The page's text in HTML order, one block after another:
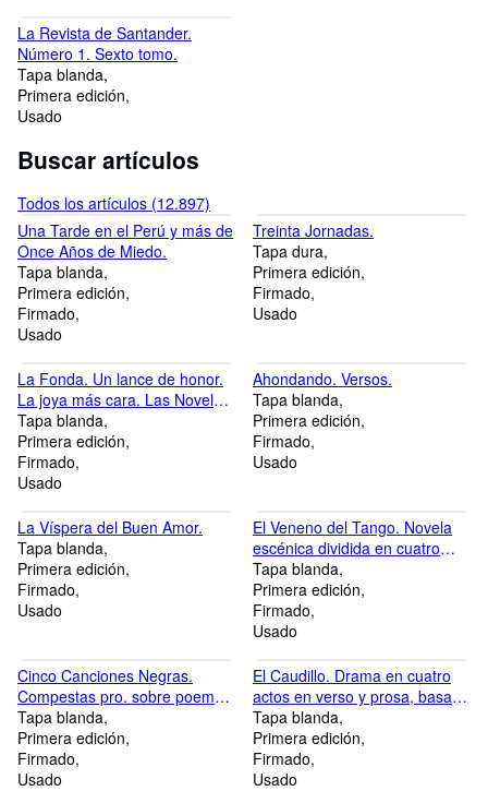
La Revista de Santander.
Número 1. Sexto tomo.
Tapa blanda
Primera edición
Usado
Buscar artículos
Todos los artículos (12.897)
Una Tarde en el Perú y más de
Once Años de Miedo.
Tapa blanda
Primera edición
Firmado
Usado
Treinta Jornadas.
Tapa dura
Primera edición
Firmado
Usado
La Fonda. Un lance de honor.
La joya más cara. Las Novelas,
1ra. Serie.
Tapa blanda
Primera edición
Firmado
Usado
Ahondando. Versos.
Tapa blanda
Primera edición
Firmado
Usado
La Víspera del Buen Amor.
Tapa blanda
Primera edición
Firmado
Usado
El Veneno del Tango. Novela
escénica dividida en cuatro
actos.
Tapa blanda
Primera edición
Firmado
Usado
Cinco Canciones Negras.
Compestas pro. sobre poemas
de Rafael Alberti, Néstor Luján,
Nicolás Guillén e Ildefonso
Pereda Valdés.
Tapa blanda
Primera edición
Firmado
Usado
El Caudillo. Drama en cuatro
actos en verso y prosa, basado
en un episodio de la vida del
caudillo argentino Juan
Facundo Quiroga.
Tapa blanda
Primera edición
Firmado
Usado